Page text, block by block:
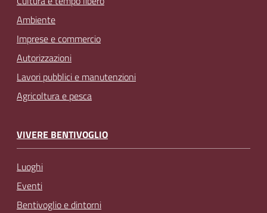
Ambiente
Imprese e commercio
Autorizzazioni
Lavori pubblici e manutenzioni
Agricoltura e pesca
VIVERE BENTIVOGLIO
Luoghi
Eventi
Bentivoglio e dintorni